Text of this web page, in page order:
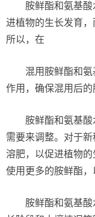
胺鲜酯和氨基
进植物的生长发育，
所以，在
混用胺鲜酯和
作用，确保混用后的
胺鲜酯和氨基
需要来调整。对于
溶肥，以促进植物
使用更多的胺鲜酯，
胺鲜酯和氨基